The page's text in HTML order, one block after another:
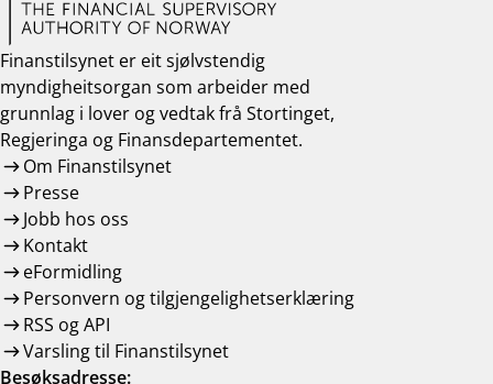
Finanstilsynet er eit sjølvstendig
myndigheitsorgan som arbeider med
grunnlag i lover og vedtak frå Stortinget,
Regjeringa og Finansdepartementet.
Om Finanstilsynet
Presse
Jobb hos oss
Kontakt
eFormidling
Personvern og tilgjengelighetserklæring
RSS og API
Varsling til Finanstilsynet
Besøksadresse: